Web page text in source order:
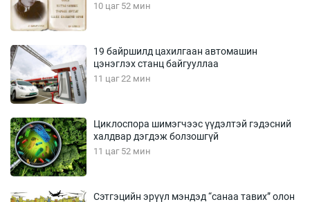
10 цаг 52 мин
19 байршилд цахилгаан автомашин
цэнэглэх станц байгууллаа
11 цаг 22 мин
Циклоспора шимэгчээс үүдэлтэй гэдэсний
халдвар дэгдэж болзошгүй
11 цаг 52 мин
Сэтгэцийн эрүүл мэндэд “санаа тавих” олон